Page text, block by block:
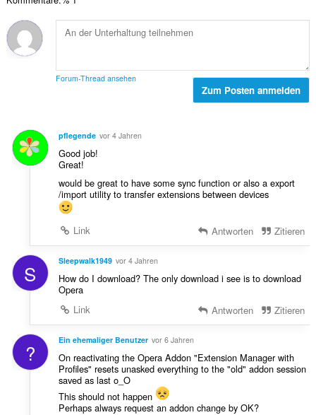
e
r
t
g
e
B
e
n
:
Forum-Thread ansehen
Zum Posten anmelden
pflegende vor 4 Jahren
Good job!
Great!
would be great to have some sync function or also a export
/import utility to transfer extensions between devices
Link Antworten Zitieren
S Sleepwalk1949 vor 4 Jahren
How do I download? The only download i see is to download
Opera
Link
Antworten Zitieren
? Ein ehemaliger Benutzer vor 6 Jahren
On reactivating the Opera Addon "Extension Manager with
Profiles" resets unasked everything to the "old" addon session
saved as last o_O
This should not happen
Perhaps always request an addon change by OK?